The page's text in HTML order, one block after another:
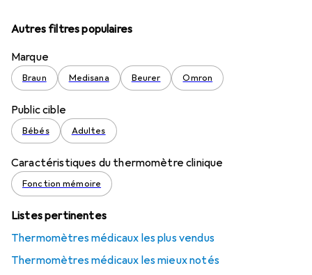
Autres filtres populaires
Marque
Braun Medisana Beurer Omron
Public cible
Bébés Adultes
Caractéristiques du thermomètre clinique
Fonction mémoire
Listes pertinentes
Thermomètres médicaux les plus vendus
Thermomètres médicaux les mieux notés